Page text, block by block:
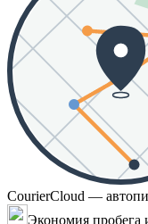
CourierCloud —
Экономия пробега